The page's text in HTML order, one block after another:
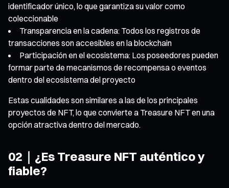
identificador único, lo que garantiza su valor como
coleccionable
Transparencia en la cadena: Todos los registros de
transacciones son accesibles en la blockchain
Participación en el ecosistema: Los poseedores pueden
formar parte de mecanismos de recompensa o eventos
dentro del ecosistema del proyecto
Estas cualidades son similares a las de los principales
proyectos de NFT, lo que convierte a Treasure NFT en una
opción atractiva dentro del mercado.
02｜¿Es Treasure NFT auténtico y
fiable?